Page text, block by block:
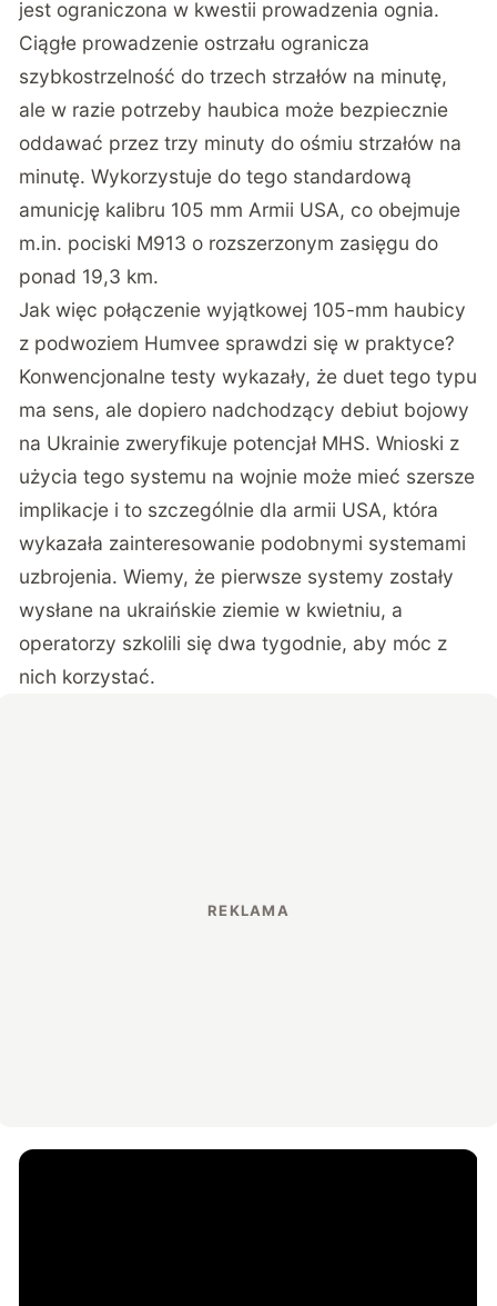
jest ograniczona w kwestii prowadzenia ognia.
Ciągłe prowadzenie ostrzału ogranicza
szybkostrzelność do trzech strzałów na minutę,
ale w razie potrzeby haubica może bezpiecznie
oddawać przez trzy minuty do ośmiu strzałów na
minutę. Wykorzystuje do tego standardową
amunicję kalibru 105 mm Armii USA, co obejmuje
m.in. pociski M913 o rozszerzonym zasięgu do
ponad 19,3 km.
Jak więc połączenie wyjątkowej 105-mm haubicy
z podwoziem Humvee sprawdzi się w praktyce?
Konwencjonalne testy wykazały, że duet tego typu
ma sens, ale dopiero nadchodzący debiut bojowy
na Ukrainie zweryfikuje potencjał MHS. Wnioski z
użycia tego systemu na wojnie może mieć szersze
implikacje i to szczególnie dla armii USA, która
wykazała zainteresowanie podobnymi systemami
uzbrojenia. Wiemy, że pierwsze systemy zostały
wysłane na ukraińskie ziemie w kwietniu, a
operatorzy szkolili się dwa tygodnie, aby móc z
nich korzystać.